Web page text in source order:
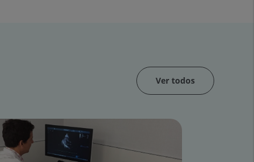
Ver todos